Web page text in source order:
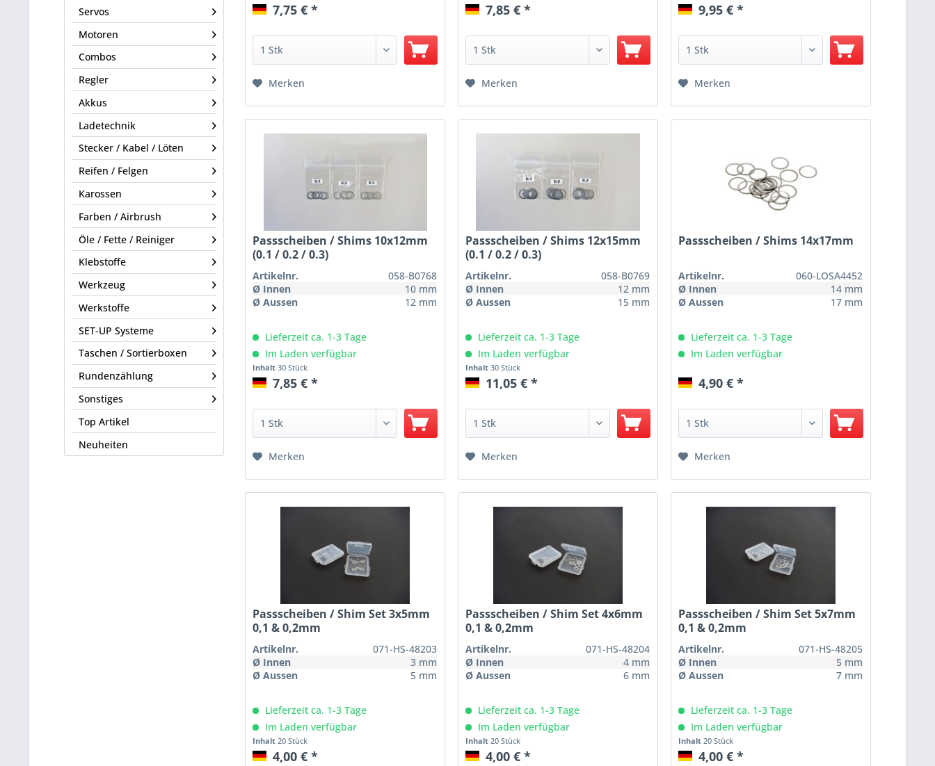
Servos
Motoren
Combos
Regler
Akkus
Ladetechnik
Stecker / Kabel / Löten
Reifen / Felgen
Karossen
Farben / Airbrush
Öle / Fette / Reiniger
Klebstoffe
Werkzeug
Werkstoffe
SET-UP Systeme
Taschen / Sortierboxen
Rundenzählung
Sonstiges
Top Artikel
Neuheiten
7,75 € *
Merken
7,85 € *
Merken
9,95 € *
Merken
Passscheiben / Shims 10x12mm
(0.1 / 0.2 / 0.3)
Artikelnr.
058-B0768
Ø Innen
10 mm
Ø Aussen
12 mm
Lieferzeit ca. 1-3 Tage
Im Laden verfügbar
Inhalt30 Stück
7,85 € *
Merken
Passscheiben / Shims 12x15mm
(0.1 / 0.2 / 0.3)
Artikelnr.
058-B0769
Ø Innen
12 mm
Ø Aussen
15 mm
Lieferzeit ca. 1-3 Tage
Im Laden verfügbar
Inhalt30 Stück
11,05 € *
Merken
Passscheiben / Shims 14x17mm
Artikelnr.
060-LOSA4452
Ø Innen
14 mm
Ø Aussen
17 mm
Lieferzeit ca. 1-3 Tage
Im Laden verfügbar
4,90 € *
Merken
Passscheiben / Shim Set 3x5mm
0,1 & 0,2mm
Artikelnr.
071-HS-48203
Ø Innen
3 mm
Ø Aussen
5 mm
Lieferzeit ca. 1-3 Tage
Im Laden verfügbar
Inhalt20 Stück
4,00 € *
Passscheiben / Shim Set 4x6mm
0,1 & 0,2mm
Artikelnr.
071-HS-48204
Ø Innen
4 mm
Ø Aussen
6 mm
Lieferzeit ca. 1-3 Tage
Im Laden verfügbar
Inhalt20 Stück
4,00 € *
Passscheiben / Shim Set 5x7mm
0,1 & 0,2mm
Artikelnr.
071-HS-48205
Ø Innen
5 mm
Ø Aussen
7 mm
Lieferzeit ca. 1-3 Tage
Im Laden verfügbar
Inhalt20 Stück
4,00 € *